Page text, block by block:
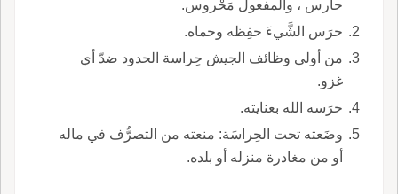
حارس ، والمفعول مَحْروس.
حرَس الشَّيءَ حفِظه وحماه.
من أولى وظائف الجيش حِراسة الحدود ضدّ أي
غزو.
حرَسه الله بعنايته.
وضَعته تحت الحِراسَة: منعته من التصرُّف في ماله
أو من مغادرة منزله أو بلده.